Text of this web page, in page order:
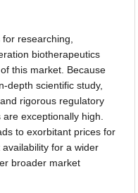
researching,
biotherapeutics
this market. Because
depth scientific study,
rigorous regulatory
exceptionally high.
to exorbitant prices for
for a wider
broader market